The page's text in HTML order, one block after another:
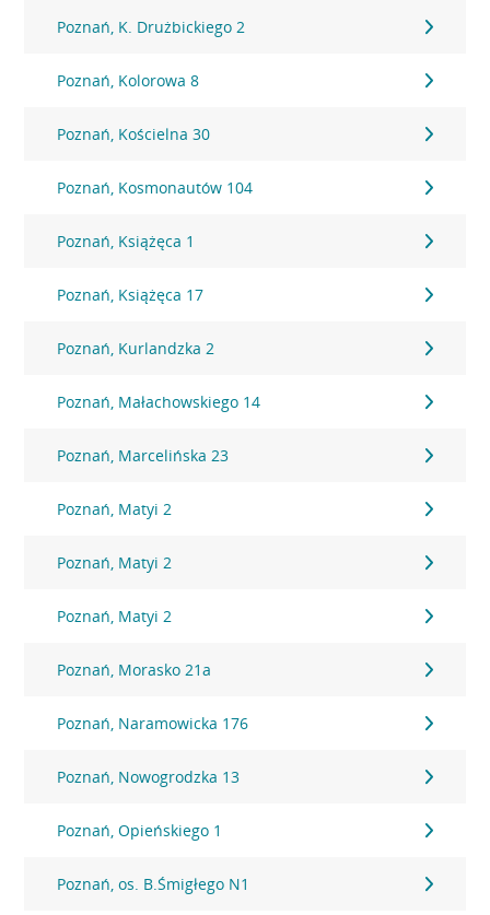
Poznań, K. Drużbickiego 2
Poznań, Kolorowa 8
Poznań, Kościelna 30
Poznań, Kosmonautów 104
Poznań, Książęca 1
Poznań, Książęca 17
Poznań, Kurlandzka 2
Poznań, Małachowskiego 14
Poznań, Marcelińska 23
Poznań, Matyi 2
Poznań, Matyi 2
Poznań, Matyi 2
Poznań, Morasko 21a
Poznań, Naramowicka 176
Poznań, Nowogrodzka 13
Poznań, Opieńskiego 1
Poznań, os. B.Śmigłego N1